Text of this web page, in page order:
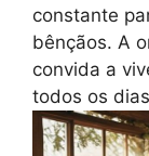
constante
bênçãos. A
convida a
todos os